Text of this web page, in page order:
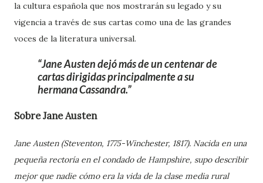
la cultura española que nos mostrarán su legado y su
vigencia a través de sus cartas como una de las grandes
voces de la literatura universal.
Jane Austen dejó más de un centenar de
cartas dirigidas principalmente a su
hermana Cassandra.
Sobre Jane Austen
Jane Austen (Steventon, 1775-Winchester, 1817). Nacida en una
pequeña rectoría en el condado de Hampshire, supo describir
mejor que nadie cómo era la vida de la clase media rural